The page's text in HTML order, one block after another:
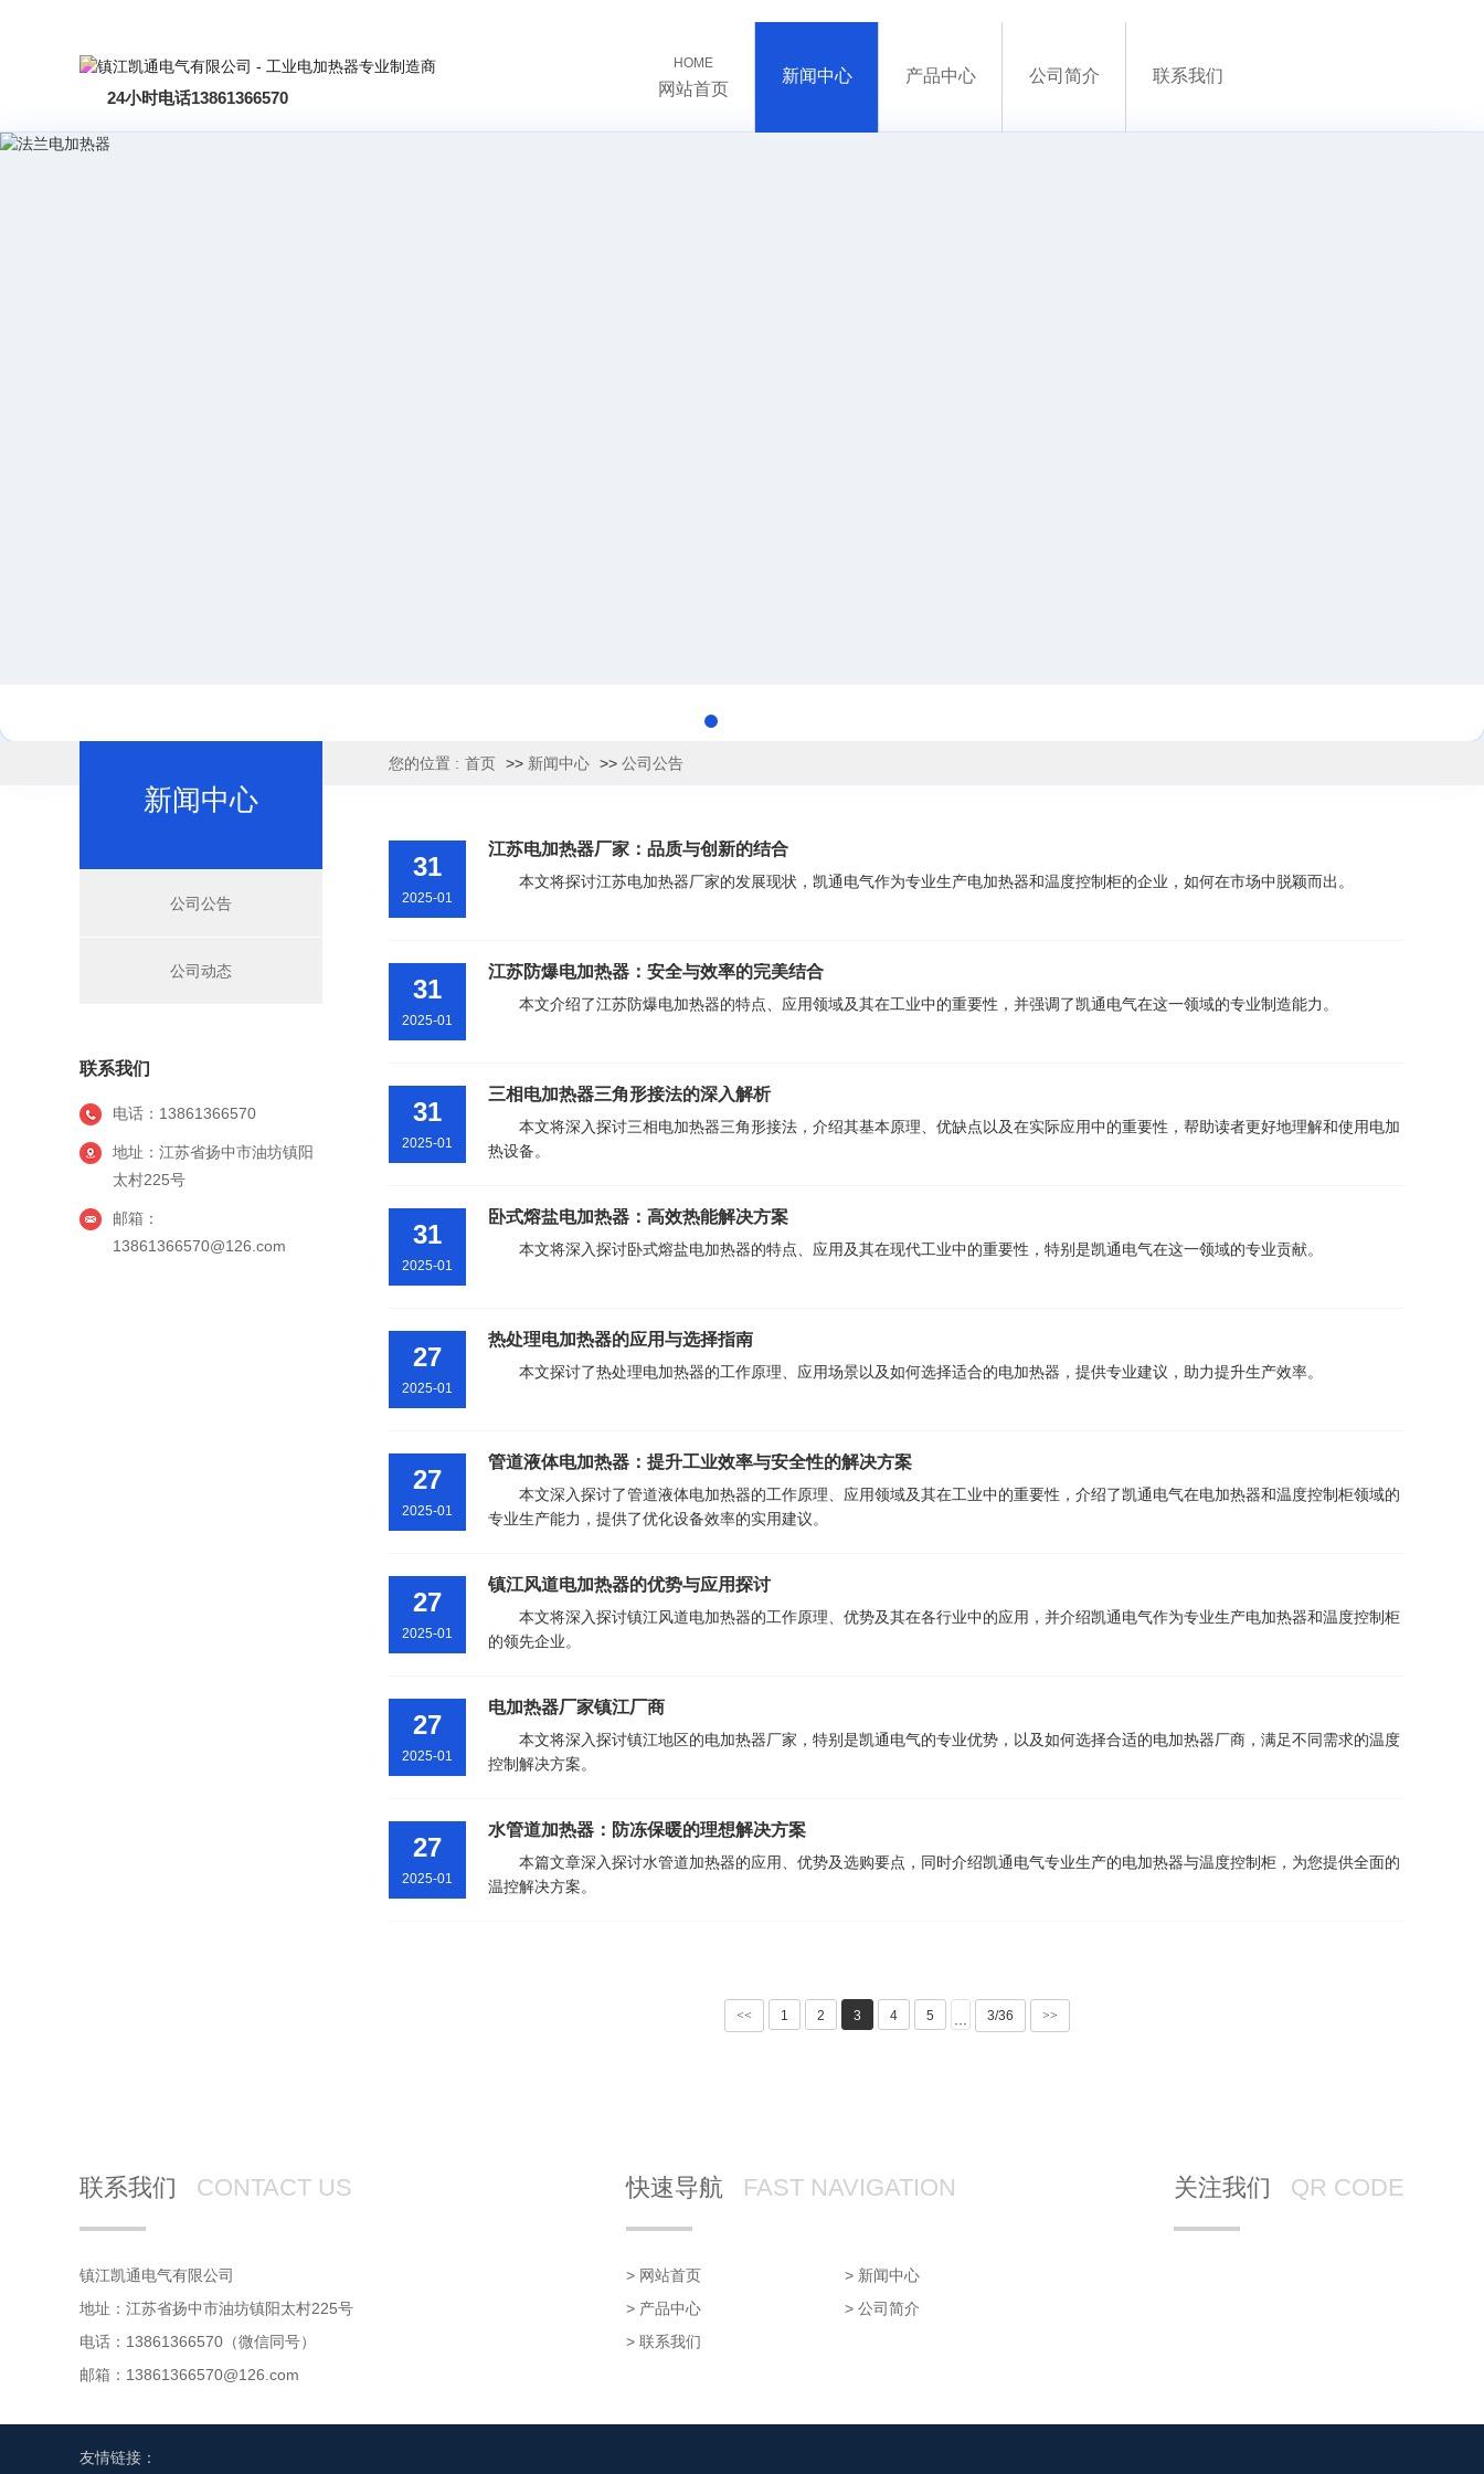
24小时电话13861366570
HOME
网站首页
新闻中心 产品中心 公司简介 联系我们
您的位置 : 首页 >> 新闻中心 >> 公司公告
新闻中心
公司公告
公司动态
联系我们
电话：13861366570
地址：江苏省扬中市油坊镇阳
太村225号
邮箱：
13861366570@126.com
31
2025-01
江苏电加热器厂家：品质与创新的结合
本文将探讨江苏电加热器厂家的发展现状，凯通电气作为专业生产电加热器和温度控制柜的企业，如何在市场中脱颖而出。
31
2025-01
江苏防爆电加热器：安全与效率的完美结合
本文介绍了江苏防爆电加热器的特点、应用领域及其在工业中的重要性，并强调了凯通电气在这一领域的专业制造能力。
31
2025-01
三相电加热器三角形接法的深入解析
本文将深入探讨三相电加热器三角形接法，介绍其基本原理、优缺点以及在实际应用中的重要性，帮助读者更好地理解和使用电加
热设备。
31
2025-01
卧式熔盐电加热器：高效热能解决方案
本文将深入探讨卧式熔盐电加热器的特点、应用及其在现代工业中的重要性，特别是凯通电气在这一领域的专业贡献。
27
2025-01
热处理电加热器的应用与选择指南
本文探讨了热处理电加热器的工作原理、应用场景以及如何选择适合的电加热器，提供专业建议，助力提升生产效率。
27
2025-01
管道液体电加热器：提升工业效率与安全性的解决方案
本文深入探讨了管道液体电加热器的工作原理、应用领域及其在工业中的重要性，介绍了凯通电气在电加热器和温度控制柜领域的
专业生产能力，提供了优化设备效率的实用建议。
27
2025-01
镇江风道电加热器的优势与应用探讨
本文将深入探讨镇江风道电加热器的工作原理、优势及其在各行业中的应用，并介绍凯通电气作为专业生产电加热器和温度控制柜
的领先企业。
27
2025-01
电加热器厂家镇江厂商
本文将深入探讨镇江地区的电加热器厂家，特别是凯通电气的专业优势，以及如何选择合适的电加热器厂商，满足不同需求的温度
控制解决方案。
27
2025-01
水管道加热器：防冻保暖的理想解决方案
本篇文章深入探讨水管道加热器的应用、优势及选购要点，同时介绍凯通电气专业生产的电加热器与温度控制柜，为您提供全面的
温控解决方案。
<< 1 2 3 4 5 ··· 3/36 >>
联系我们 CONTACT US
镇江凯通电气有限公司
地址：江苏省扬中市油坊镇阳太村225号
电话：13861366570（微信同号）
邮箱：13861366570@126.com
快速导航 FAST NAVIGATION
> 网站首页
> 新闻中心
> 产品中心
> 公司简介
> 联系我们
关注我们 QR CODE
友情链接：